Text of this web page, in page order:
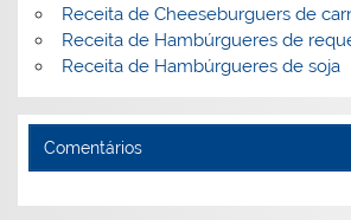
Receita de Cheeseburguers de
Receita de Hambúrgueres de
Receita de Hambúrgueres de soja
Comentários